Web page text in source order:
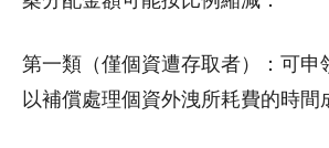
第一類（僅個資遭存取者）：可申
以補償處理個資外洩所耗費的時間